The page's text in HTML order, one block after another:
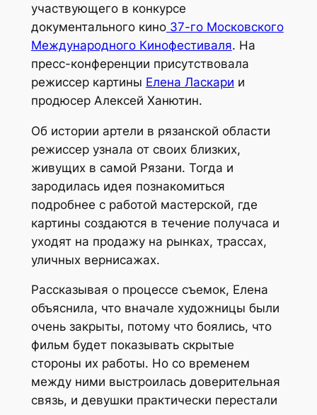
участвующего в конкурсе
документального кино37-го Московского
Международного Кинофестиваля. На
пресс-конференции присутствовала
режиссер картины Елена Ласкари и
продюсер Алексей Ханютин.
Об истории артели в рязанской области
режиссер узнала от своих близких,
живущих в самой Рязани. Тогда и
зародилась идея познакомиться
подробнее с работой мастерской, где
картины создаются в течение получаса и
уходят на продажу на рынках, трассах,
уличных вернисажах.
Рассказывая о процессе съемок, Елена
объяснила, что вначале художницы были
очень закрыты, потому что боялись, что
фильм будет показывать скрытые
стороны их работы. Но со временем
между ними выстроилась доверительная
связь, и девушки практически перестали